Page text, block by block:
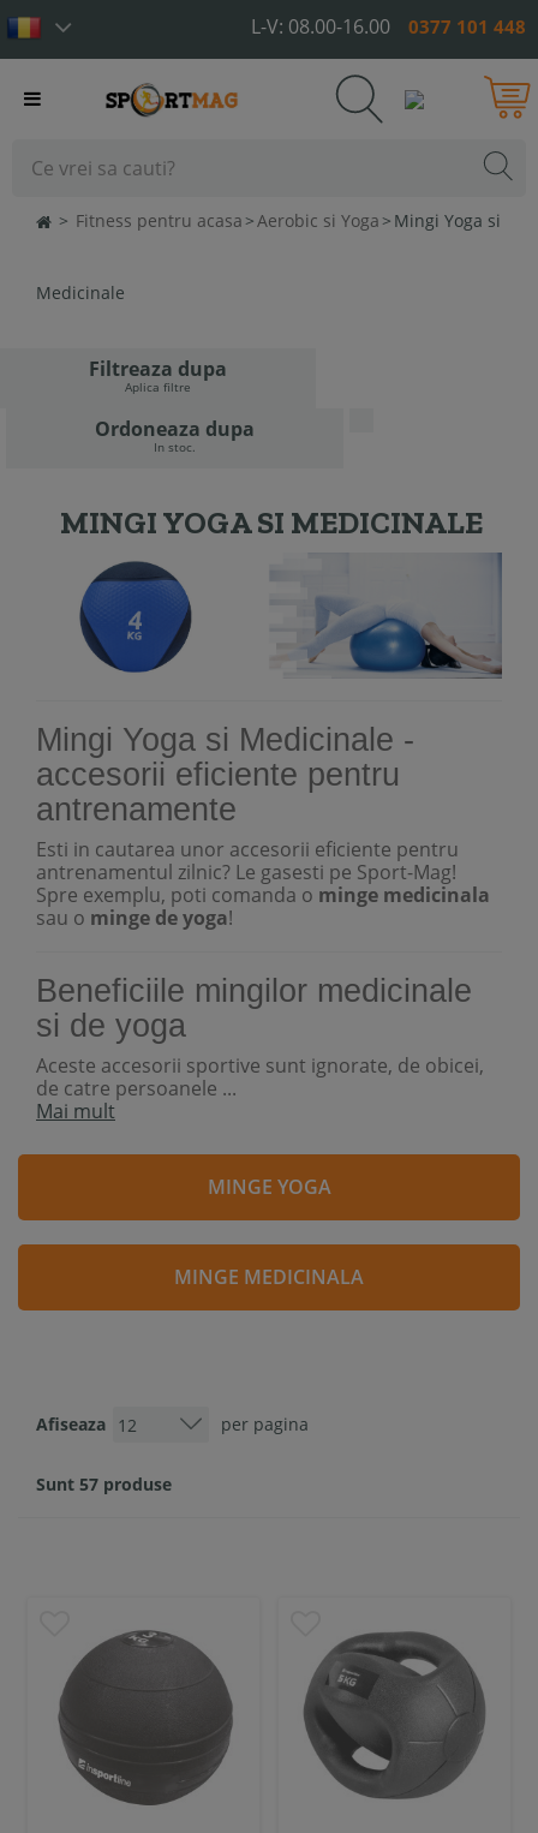
L-V: 08.00-16.00 0377 101 448
Toggle
> Fitness pentru acasa >Aerobic si Yoga > Mingi Yoga si
Medicinale
Filtreaza dupa
Aplica filtre
Ordoneaza dupa
In stoc.
MINGI YOGA SI MEDICINALE
Mingi Yoga si Medicinale -
accesorii eficiente pentru
antrenamente
Esti in cautarea unor accesorii eficiente pentru
antrenamentul zilnic? Le gasesti pe Sport-Mag!
Spre exemplu, poti comanda o minge medicinala
sau o minge de yoga!
Beneficiile mingilor medicinale
si de yoga
Aceste accesorii sportive sunt ignorate, de obicei,
de catre persoanele ...
Mai mult
MINGE YOGA
MINGE MEDICINALA
Afiseaza per pagina
Sunt 57 produse